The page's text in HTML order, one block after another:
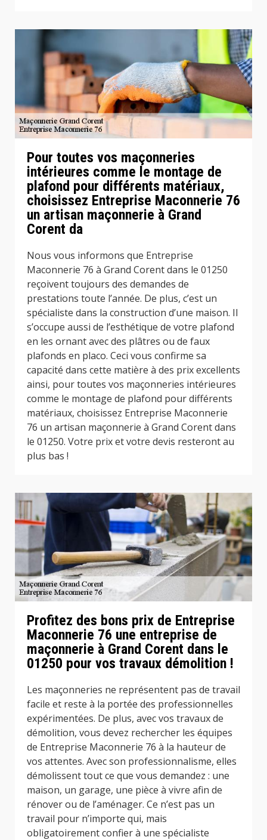
Pour toutes vos maçonneries
intérieures comme le montage de
plafond pour différents matériaux,
choisissez Entreprise Maconnerie 76
un artisan maçonnerie à Grand
Corent da
Nous vous informons que Entreprise
Maconnerie 76 à Grand Corent dans le 01250
reçoivent toujours des demandes de
prestations toute l’année. De plus, c’est un
spécialiste dans la construction d’une maison. Il
s’occupe aussi de l’esthétique de votre plafond
en les ornant avec des plâtres ou de faux
plafonds en placo. Ceci vous confirme sa
capacité dans cette matière à des prix excellents
ainsi, pour toutes vos maçonneries intérieures
comme le montage de plafond pour différents
matériaux, choisissez Entreprise Maconnerie
76 un artisan maçonnerie à Grand Corent dans
le 01250. Votre prix et votre devis resteront au
plus bas !
Profitez des bons prix de Entreprise
Maconnerie 76 une entreprise de
maçonnerie à Grand Corent dans le
01250 pour vos travaux démolition !
Les maçonneries ne représentent pas de travail
facile et reste à la portée des professionnelles
expérimentées. De plus, avec vos travaux de
démolition, vous devez rechercher les équipes
de Entreprise Maconnerie 76 à la hauteur de
vos attentes. Avec son professionnalisme, elles
démolissent tout ce que vous demandez : une
maison, un garage, une pièce à vivre afin de
rénover ou de l’aménager. Ce n’est pas un
travail pour n’importe qui, mais
obligatoirement confier à une spécialiste